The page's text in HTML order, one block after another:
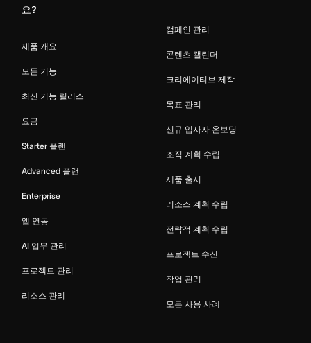
요?
제품 개요
모든 기능
최신 기능 릴리스
요금
Starter 플랜
Advanced 플랜
Enterprise
앱 연동
AI 업무 관리
프로젝트 관리
리소스 관리
캠페인 관리
콘텐츠 캘린더
크리에이티브 제작
목표 관리
신규 입사자 온보딩
조직 계획 수립
제품 출시
리소스 계획 수립
전략적 계획 수립
프로젝트 수신
작업 관리
모든 사용 사례